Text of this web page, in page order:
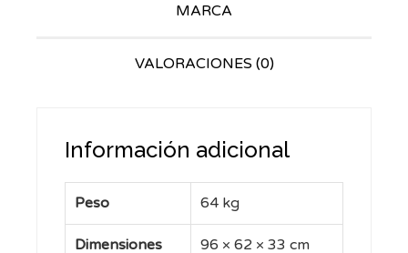
MARCA
VALORACIONES (0)
Información adicional
Peso 64 kg
Dimensiones 96 × 62 × 33 cm